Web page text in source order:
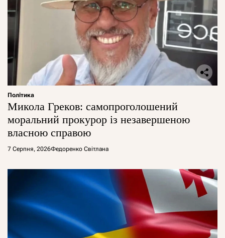
Політика
Микола Греков: самопроголошений
моральний прокурор із незавершеною
власною справою
7 Серпня, 2026Федоренко Світлана